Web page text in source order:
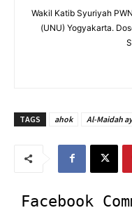
Wakil Katib Syuriyah
(UNU) Yogyakarta.
TAGS ahok Al-Maidah
Facebook